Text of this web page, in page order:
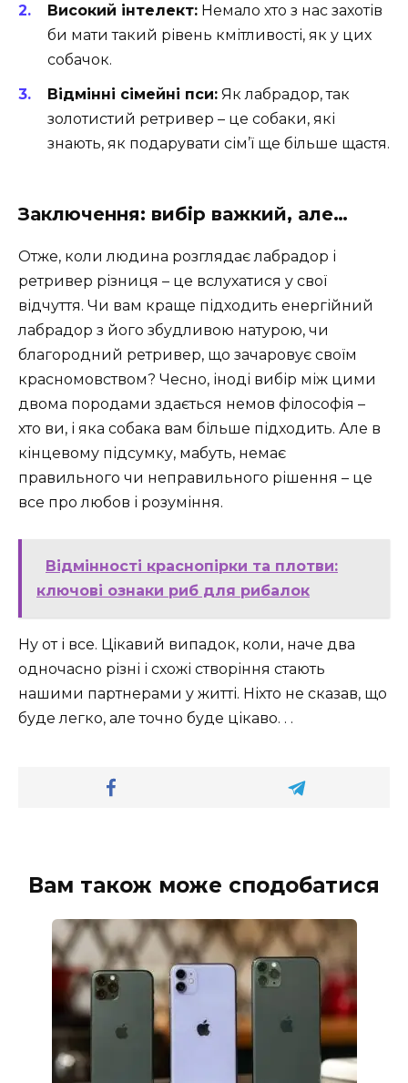
Високий інтелект: Немало хто з нас захотів
би мати такий рівень кмітливості, як у цих
собачок.
Відмінні сімейні пси: Як лабрадор, так
золотистий ретривер – це собаки, які
знають, як подарувати сім’ї ще більше щастя.
Заключення: вибір важкий, але…
Отже, коли людина розглядає лабрадор і
ретривер різниця – це вслухатися у свої
відчуття. Чи вам краще підходить енергійний
лабрадор з його збудливою натурою, чи
благородний ретривер, що зачаровує своїм
красномовством? Чесно, іноді вибір між цими
двома породами здається немов філософія –
хто ви, і яка собака вам більше підходить. Але в
кінцевому підсумку, мабуть, немає
правильного чи неправильного рішення – це
все про любов і розуміння.
Відмінності краснопірки та плотви:
ключові ознаки риб для рибалок
Ну от і все. Цікавий випадок, коли, наче два
одночасно різні і схожі створіння стають
нашими партнерами у житті. Ніхто не сказав, що
буде легко, але точно буде цікаво. . .
Вам також може сподобатися